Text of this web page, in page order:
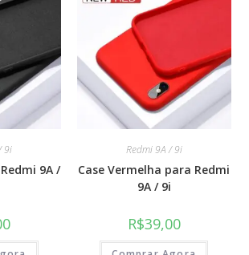
9i
9A /
Redmi 9A / 9i
Case Vermelha para Redmi
9A / 9i
R$39,00